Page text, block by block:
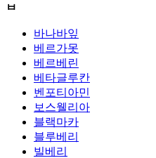
ㅂ
바나바잎
베르가못
베르베린
베타글루칸
벤포티아민
보스웰리아
블랙마카
블루베리
빌베리